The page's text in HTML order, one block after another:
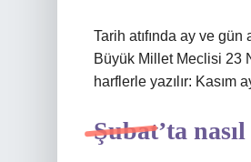
Tarih atıfında ay ve
Büyük Millet Meclisi 23
harflerle yazılır: Kasım
Şubat’ta nasıl